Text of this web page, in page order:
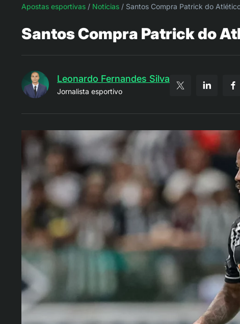
Apostas esportivas / Notícias / Santos Compra Patrick do
Santos Compra Patrick do
Leonardo Fernandes Silva
Jornalista esportivo